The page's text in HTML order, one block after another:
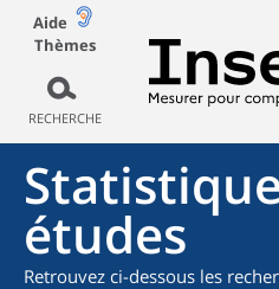
Aide
Thèmes
RECHERCHE
études
Retrouvez ci-dessous les